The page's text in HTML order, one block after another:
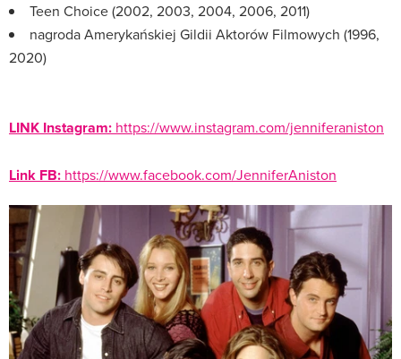
Teen Choice (2002, 2003, 2004, 2006, 2011)
nagroda Amerykańskiej Gildii Aktorów Filmowych (1996,
2020)
LINK Instagram: https://www.instagram.com/jenniferaniston
Link FB: https://www.facebook.com/JenniferAniston